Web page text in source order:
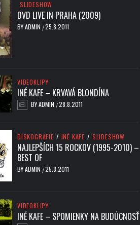
SLIDESHOW
DVD LIVE IN PRAHA (2009)
BYADMIN /25.8.2011
VIDEOKLIPY
INÉ KAFE – KRVAVÁ BLONDÍNA
BYADMIN /28.8.2011
DISKOGRAFIE / INÉ KAFE / SLIDESHOW
NAJLEPŠÍCH 15 ROCKOV (1995-2010) –
BEST OF
BYADMIN /25.8.2011
VIDEOKLIPY
INÉ KAFE – SPOMIENKY NA BUDÚCNOSŤ